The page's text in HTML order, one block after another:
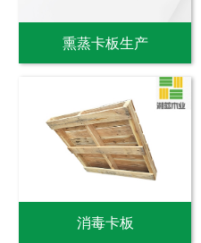
熏蒸卡板生产
消毒卡板